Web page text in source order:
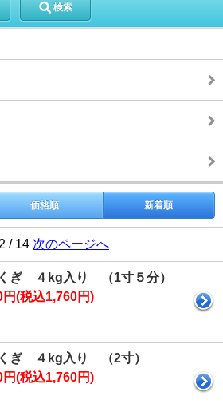
検索
価格順 新着順
/ 14 次のページへ
ぎ ４kg入り （1寸５分）
円(税込1,760円)
ぎ ４kg入り （2寸）
円(税込1,760円)